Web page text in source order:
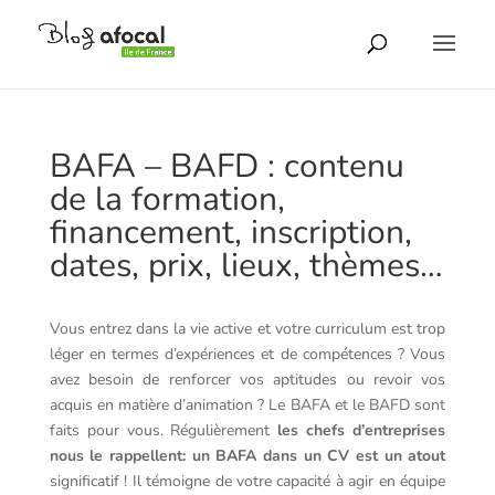
BAFA – BAFD : contenu
de la formation,
financement, inscription,
dates, prix, lieux, thèmes…
Vous entrez dans la vie active et votre curriculum est trop
léger en termes d’expériences et de compétences ? Vous
avez besoin de renforcer vos aptitudes ou revoir vos
acquis en matière d’animation ? Le BAFA et le BAFD sont
faits pour vous. Régulièrement les chefs d’entreprises
nous le rappellent: un BAFA dans un CV est un atout
significatif ! Il témoigne de votre capacité à agir en équipe